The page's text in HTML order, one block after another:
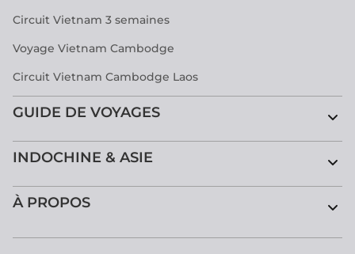
Circuit Vietnam 3 semaines
Voyage Vietnam Cambodge
Circuit Vietnam Cambodge Laos
GUIDE DE VOYAGES
INDOCHINE & ASIE
À PROPOS